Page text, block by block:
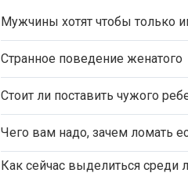
Мужчины хотят чтобы только
Странное поведение женатого
Стоит ли поставить чужого
Чего вам надо, зачем ломать
Как сейчас выделиться среди